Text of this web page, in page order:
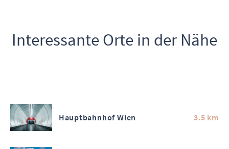
Interessante Orte in der Nähe
Hauptbahnhof Wien 3.5 km